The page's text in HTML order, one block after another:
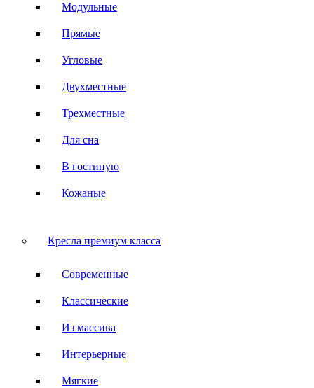
Модульные
Прямые
Угловые
Двухместные
Трехместные
Для сна
В гостиную
Кожаные
Кресла премиум класса
Современные
Классические
Из массива
Интерьерные
Мягкие